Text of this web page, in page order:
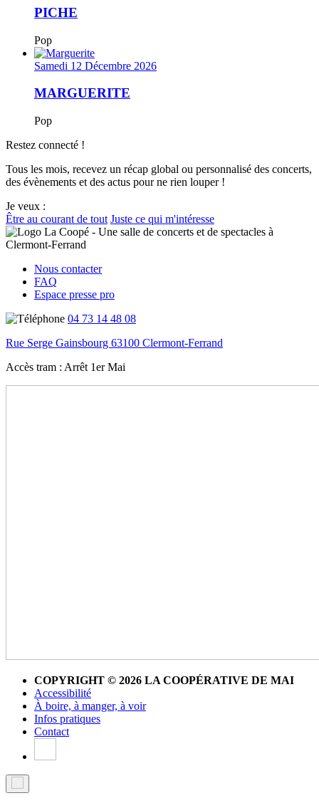
PICHE
Pop
Samedi 12 Décembre 2026
MARGUERITE
Pop
Restez connecté !
Tous les mois, recevez un récap global ou personnalisé des concerts,
des évènements et des actus pour ne rien louper !
Je veux :
Être au courant de tout Juste ce qui m'intéresse
Nous contacter
FAQ
Espace presse pro
04 73 14 48 08
Rue Serge Gainsbourg 63100 Clermont-Ferrand
Accès tram : Arrêt 1er Mai
COPYRIGHT © 2026 LA COOPÉRATIVE DE MAI
Accessibilité
À boire, à manger, à voir
Infos pratiques
Contact